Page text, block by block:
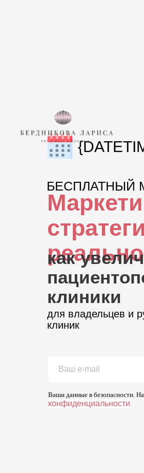
БЕСПЛАТНЫЙ
Ваши данные в безопасности.
конфиденциальности
для владельцев и
клиник
как
клиники